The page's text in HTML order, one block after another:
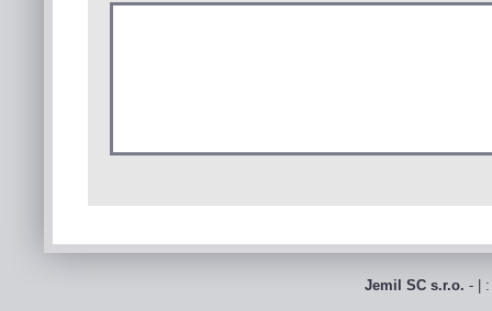
Jemil SC s.r.o. - |